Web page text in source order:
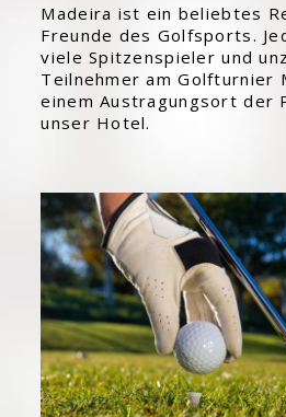
Madeira ist ein beliebtes
Freunde des Golfsports.
viele Spitzenspieler und
Teilnehmer am Golfturnier
einem Austragungsort der
unser Hotel.